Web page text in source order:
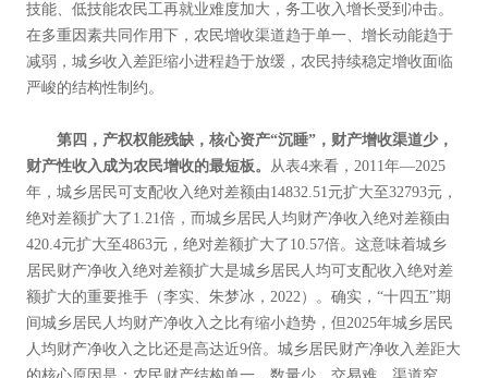
技能、低技能农民工再就业难度加大，务工收入增长受到冲击。
在多重因素共同作用下，农民增收渠道趋于单一、增长动能趋于
减弱，城乡收入差距缩小进程趋于放缓，农民持续稳定增收面临
严峻的结构性制约。
第四，产权权能残缺，核心资产“沉睡”，财产增收渠道少，
财产性收入成为农民增收的最短板。 从表4来看，2011年—2025
年，城乡居民可支配收入绝对差额由14832.51元扩大至32793元，
绝对差额扩大了1.21倍，而城乡居民人均财产净收入绝对差额由
420.4元扩大至4863元，绝对差额扩大了10.57倍。这意味着城乡
居民财产净收入绝对差额扩大是城乡居民人均可支配收入绝对差
额扩大的重要推手（李实、朱梦冰，2022）。确实，“十四五”期
间城乡居民人均财产净收入之比有缩小趋势，但2025年城乡居民
人均财产净收入之比还是高达近9倍。城乡居民财产净收入差距大